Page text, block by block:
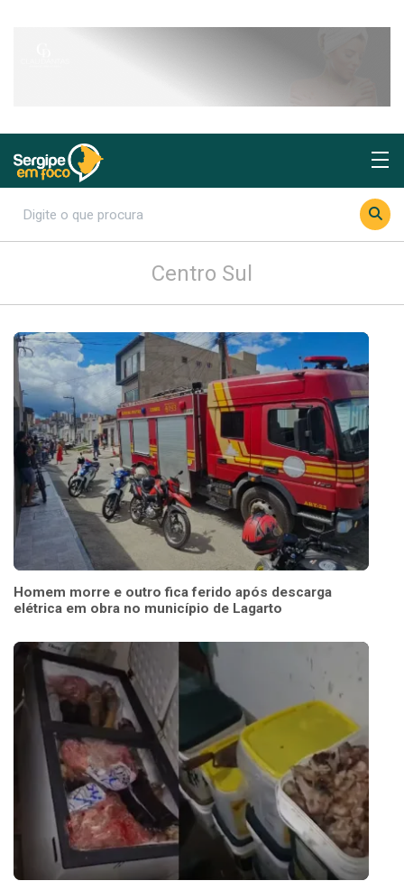
Centro Sul
Homem morre e outro fica ferido após descarga
elétrica em obra no município de Lagarto